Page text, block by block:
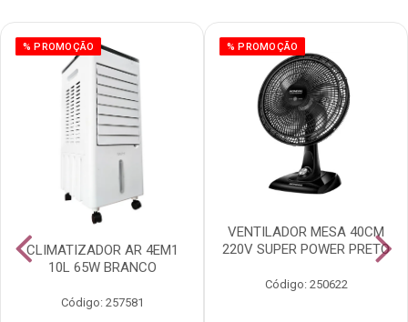
% PROMOÇÃO
CLIMATIZADOR AR 4EM1
10L 65W BRANCO
Código: 257581
% PROMOÇÃO
VENTILADOR MESA 40CM
220V SUPER POWER PRETO
Código: 250622